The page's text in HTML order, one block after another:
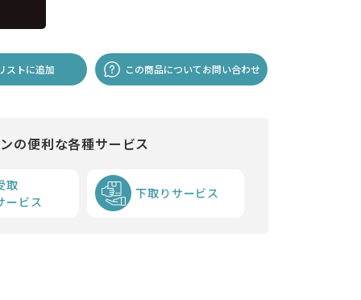
ストに追加 この商品についてお問い合わせ
の便利な各種サービス
取
ービス
下取りサービス